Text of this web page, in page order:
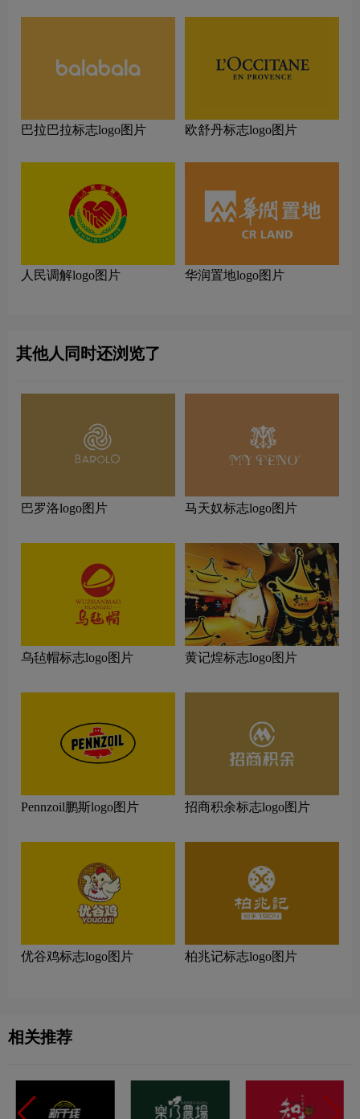
巴拉巴拉标志logo图片 欧舒丹标志logo图片
人民调解logo图片 华润置地logo图片
其他人同时还浏览了
巴罗洛logo图片 马天奴标志logo图片
乌毡帽标志logo图片 黄记煌标志logo图片
Pennzoil鹏斯logo图片 招商积余标志logo图片
优谷鸡标志logo图片 柏兆记标志logo图片
相关推荐